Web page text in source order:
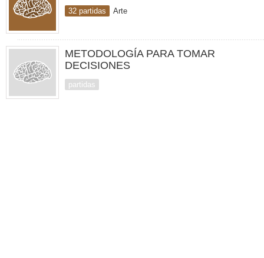
32 partidas Arte
METODOLOGÍA PARA TOMAR
DECISIONES
partidas